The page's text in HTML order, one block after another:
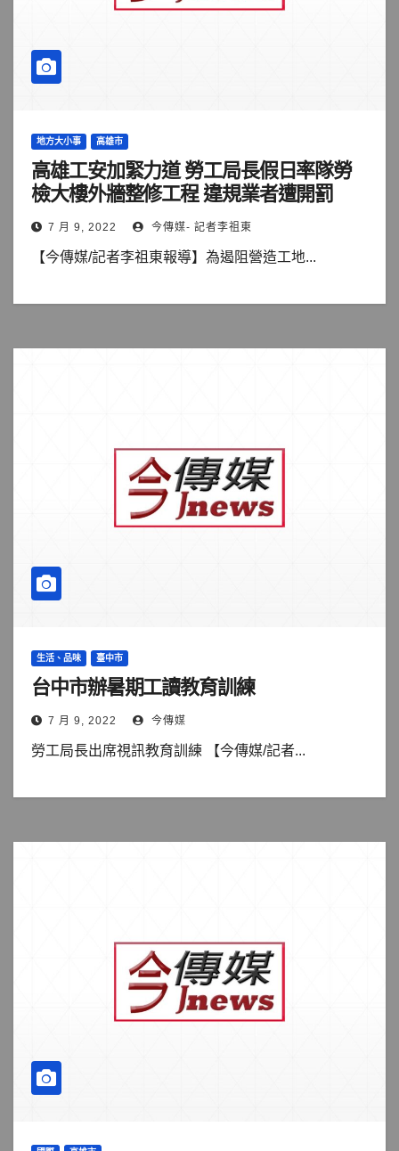
地方大小事 高雄市
高雄工安加緊力道 勞工局長假日率隊勞
檢大樓外牆整修工程 違規業者遭開罰
7 月 9, 2022 今傳媒- 記者李祖東
【今傳媒/記者李祖東報導】為遏阻營造工地...
生活、品味 臺中市
台中市辦暑期工讀教育訓練
7 月 9, 2022 今傳媒
勞工局長出席視訊教育訓練 【今傳媒/記者...